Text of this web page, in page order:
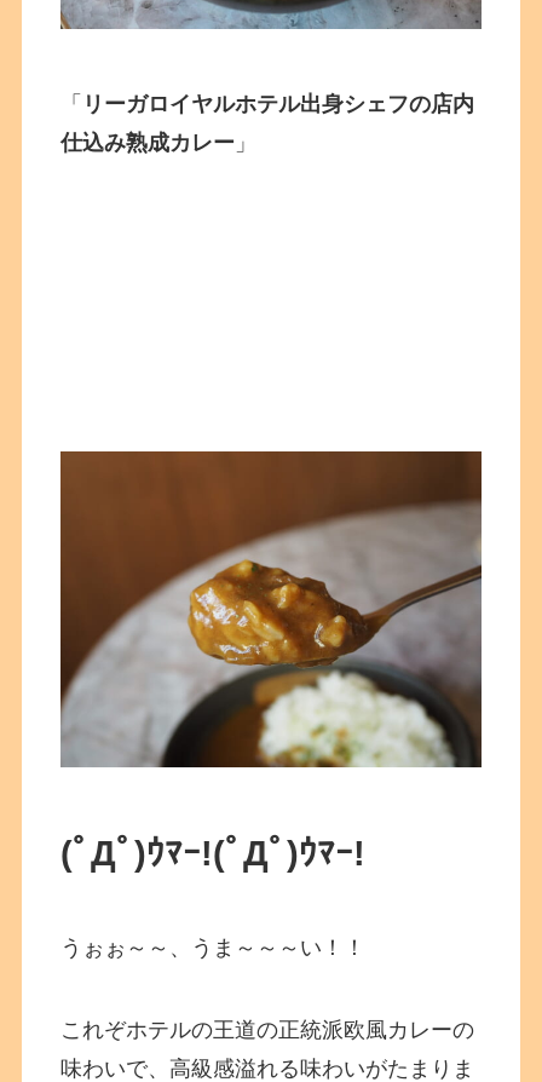
「 リーガロイヤルホテル出身シェフの店内
仕込み熟成カレー 」
(ﾟДﾟ)ｳﾏｰ!(ﾟДﾟ)ｳﾏｰ!
うぉぉ～～、うま～～～い！！
これぞホテルの王道の正統派欧風カレーの
味わいで、高級感溢れる味わいがたまりま